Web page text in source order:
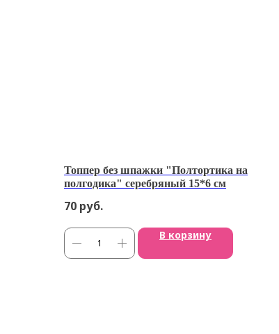
Топпер без шпажки "Полтортика на
полгодика" серебряный 15*6 см
70 руб.
В корзину